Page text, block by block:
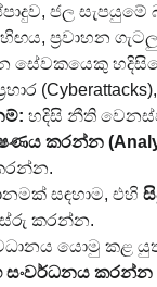
ජල සැපයුමේ
හිඟය, ප්‍රවාහන
සේවකයෙකු
හදිසි නීති
කරන්න
සඳහාම, එහි
කරන්න.
යොමු කළ
සංවර්ධනය කරන්න